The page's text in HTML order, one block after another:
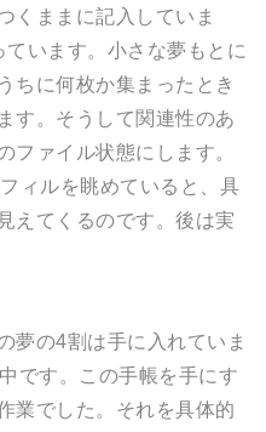
くままに記入していま
います。小さな夢もとに
ちに何枚か集まったとき
す。そうして関連性のあ
ファイル状態にします。
ィルを眺めていると、具
えてくるのです。後は実
夢の4割は手に入れていま
です。この手帳を手にす
業でした。それを具体的